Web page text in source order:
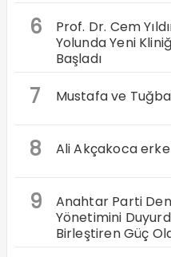
6
Prof. Dr. Cem
Yolunda Yeni
Başladı
7 Mustafa ve
8 Ali Akçakoca
9
Anahtar Parti
Yönetimini
Birleştiren Güç